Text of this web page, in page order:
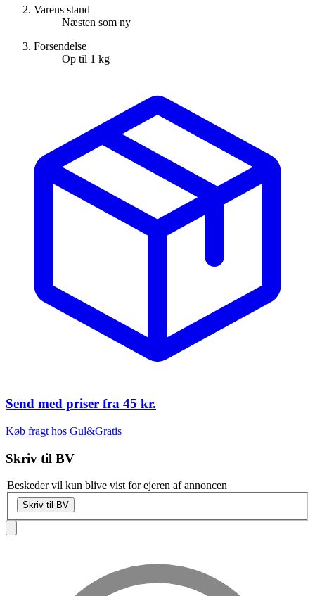
Varens stand
Næsten som ny
Forsendelse
Op til 1 kg
Send med priser fra 45 kr.
Køb fragt hos Gul&Gratis
Skriv til BV
Beskeder vil kun blive vist for ejeren af annoncen
Skriv til BV